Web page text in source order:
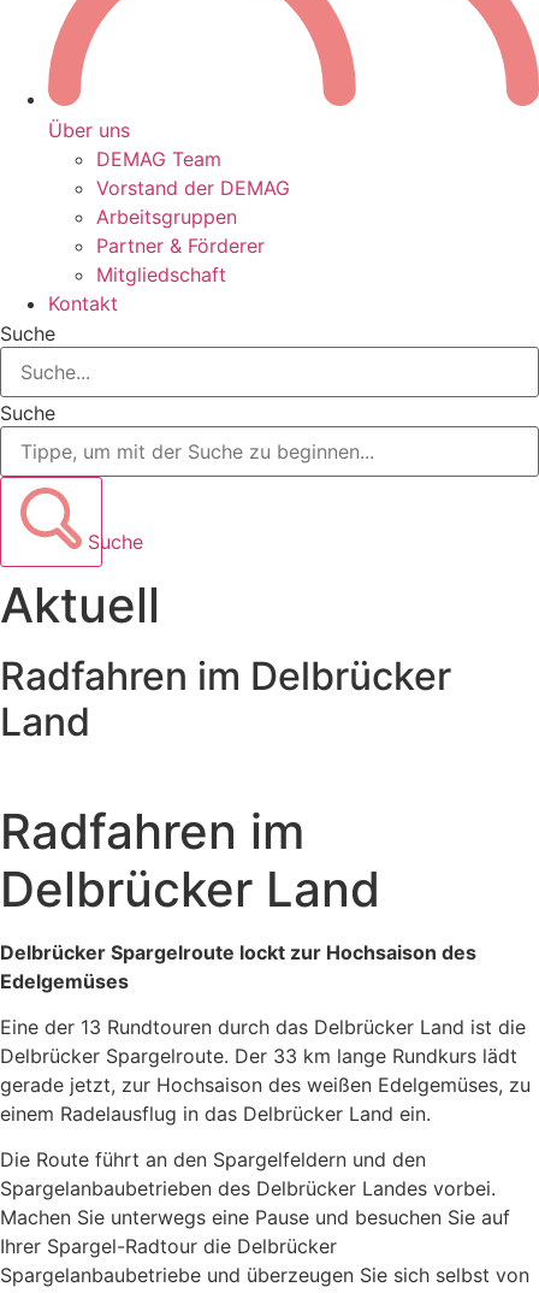
Über uns
DEMAG Team
Vorstand der DEMAG
Arbeitsgruppen
Partner & Förderer
Mitgliedschaft
Kontakt
Suche
Suche
Suche
Aktuell
Radfahren im Delbrücker
Land
Radfahren im
Delbrücker Land
Delbrücker Spargelroute lockt zur Hochsaison des
Edelgemüses
Eine der 13 Rundtouren durch das Delbrücker Land ist die
Delbrücker Spargelroute. Der 33 km lange Rundkurs lädt
gerade jetzt, zur Hochsaison des weißen Edelgemüses, zu
einem Radelausflug in das Delbrücker Land ein.
Die Route führt an den Spargelfeldern und den
Spargelanbaubetrieben des Delbrücker Landes vorbei.
Machen Sie unterwegs eine Pause und besuchen Sie auf
Ihrer Spargel-Radtour die Delbrücker
Spargelanbaubetriebe und überzeugen Sie sich selbst von